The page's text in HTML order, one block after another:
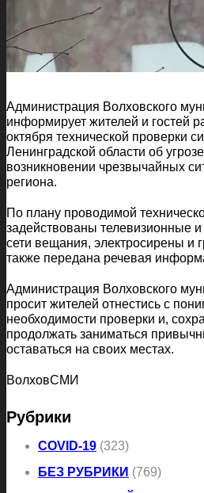
Администрация Волховского
информирует жителей и гостей
октября технической проверки
Ленинградской области об
возникновении чрезвычайных
региона.
По плану проводимой
задействованы телевизионные
сети вещания, электросирены и
также передана речевая
Администрация Волховского
просит жителей отнестись с
необходимости проверки и,
продолжать заниматься
оставаться на своих местах.
ВолховСМИ
Рубрики
COVID-19 (323)
БЕЗ РУБРИКИ (769)